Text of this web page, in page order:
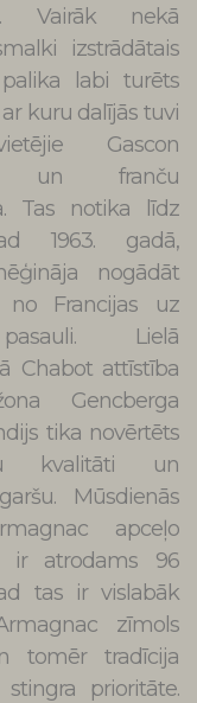
Vairāk nekā
izstrādātais
labi turēts
kuru dalījās tuvi
Gascon
un franču
Tas notika līdz
1963. gadā,
nogādāt
no Francijas uz
Lielā
Chabot attīstība
Gencberga
tika novērtēts
kvalitāti un
Mūsdienās
apceļo
ir atrodams 96
tas ir vislabāk
zīmols
tomēr tradīcija
prioritāte.